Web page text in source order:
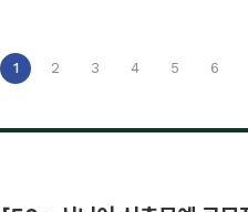
1 2 3 4 5 6